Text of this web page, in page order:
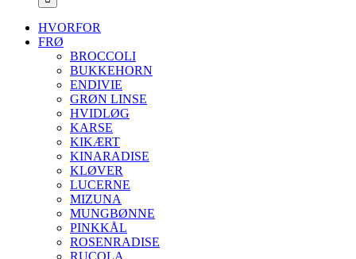
HVORFOR
FRØ
BROCCOLI
BUKKEHORN
ENDIVIE
GRØN LINSE
HVIDLØG
KARSE
KIKÆRT
KINARADISE
KLØVER
LUCERNE
MIZUNA
MUNGBØNNE
PINKKÅL
ROSENRADISE
RUCOLA